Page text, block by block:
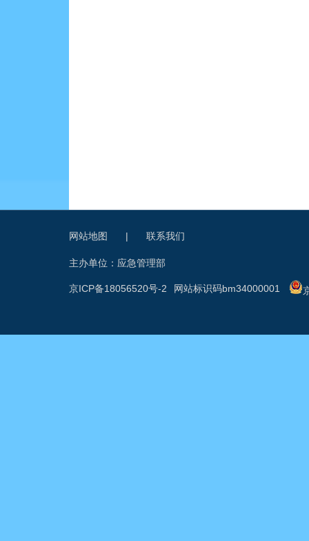
网站地图 | 联系我们
主办单位：应急管理部
网站标识码bm34000001
京ICP备18056520号-2